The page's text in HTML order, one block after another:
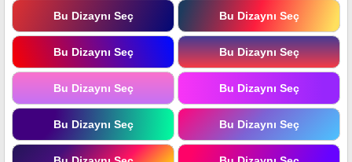
Bu Dizaynı Seç Bu Dizaynı Seç
Bu Dizaynı Seç Bu Dizaynı Seç
Bu Dizaynı Seç Bu Dizaynı Seç
Bu Dizaynı Seç Bu Dizaynı Seç